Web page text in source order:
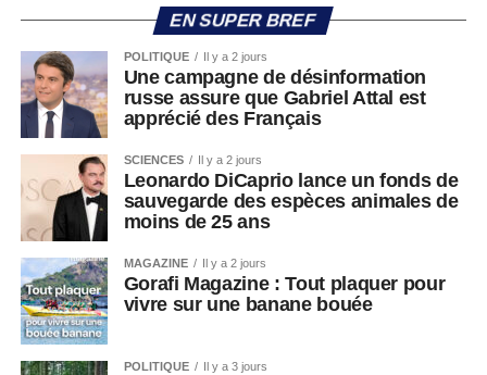
EN SUPER BREF
POLITIQUE Il y a 2 jours
Une campagne de désinformation
russe assure que Gabriel Attal est
apprécié des Français
SCIENCES Il y a 2 jours
Leonardo DiCaprio lance un fonds de
sauvegarde des espèces animales de
moins de 25 ans
MAGAZINE Il y a 2 jours
Gorafi Magazine : Tout plaquer pour
vivre sur une banane bouée
POLITIQUE Il y a 3 jours